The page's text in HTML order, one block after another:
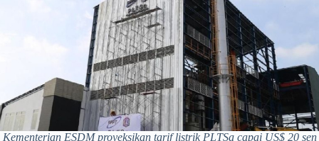
Kementerian ESDM proyeksikan tarif listrik PLTSa capai US$ 20 sen